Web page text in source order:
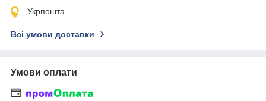
Укрпошта
Всі умови доставки
Умови оплати